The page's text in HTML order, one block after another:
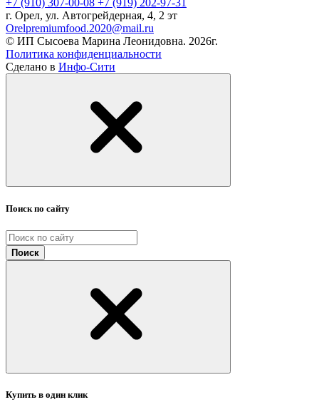
+7 (910) 307-00-08 +7 (919) 202-97-31
г. Орел, ул. Автогрейдерная, 4, 2 эт
Orelpremiumfood.2020@mail.ru
© ИП Сысоева Марина Леонидовна. 2026г.
Политика конфиденциальности
Сделано в Инфо-Сити
Поиск по сайту
Поиск
Купить в один клик